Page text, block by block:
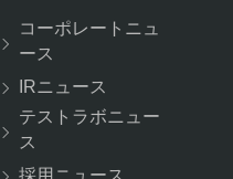
コーポレートニュ
ース
IRニュース
テストラボニュー
ス